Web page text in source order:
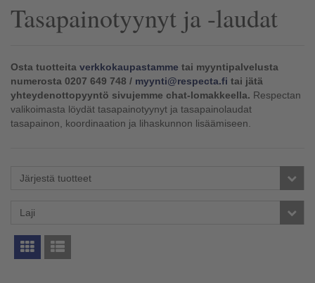
Tasapainotyynyt ja -laudat
Osta tuotteita verkkokaupastamme tai myyntipalvelusta
numerosta 0207 649 748 / myynti@respecta.fi tai jätä
yhteydenottopyyntö sivujemme chat-lomakkeella. Respectan
valikoimasta löydät tasapainotyynyt ja tasapainolaudat
tasapainon, koordinaation ja lihaskunnon lisäämiseen.
Järjestä tuotteet
Laji